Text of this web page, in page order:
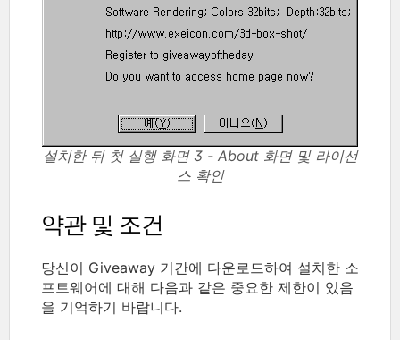
설치한 뒤 첫 실행 화면 3 - About 화면 및 라이선
스 확인
약관 및 조건
당신이 Giveaway 기간에 다운로드하여 설치한 소
프트웨어에 대해 다음과 같은 중요한 제한이 있음
을 기억하기 바랍니다.